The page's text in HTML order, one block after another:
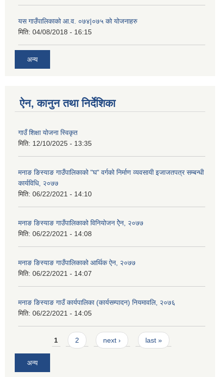
यस गाउँपालिकाको आ.व. ०७४|०७५ को योजनाहरु
मिति: 04/08/2018 - 16:15
अन्य
ऐन, कानुन तथा निर्देशिका
गाउँ शिक्षा योजना स्विकृत
मिति: 12/10/2025 - 13:35
मनाङ ङिस्याङ गाउँपालिकाको "घ" वर्गको निर्माण व्यवसायी इजाजतपत्र सम्बन्धी
कार्यविधि, २०७७
मिति: 06/22/2021 - 14:10
मनाङ ङिस्याङ गाउँपालिकाको विनियोजन ऐेन, २०७७
मिति: 06/22/2021 - 14:08
मनाङ ङिस्याङ गाउँपालिकाको आर्थिक ऐन, २०७७
मिति: 06/22/2021 - 14:07
मनाङ ङिस्याङ गाउँ कार्यपालिका (कार्यसम्पादन) नियमावलि, २०७६
मिति: 06/22/2021 - 14:05
Pages1 2 next › last »
अन्य